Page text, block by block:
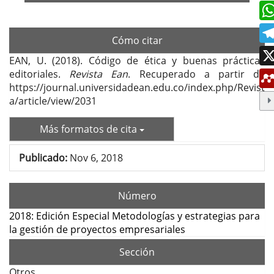
Cómo citar
EAN, U. (2018). Código de ética y buenas prácticas
editoriales. Revista Ean. Recuperado a partir de
https://journal.universidadean.edu.co/index.php/Revist
a/article/view/2031
Más formatos de cita
Publicado: Nov 6, 2018
Número
2018: Edición Especial Metodologías y estrategias para
la gestión de proyectos empresariales
Sección